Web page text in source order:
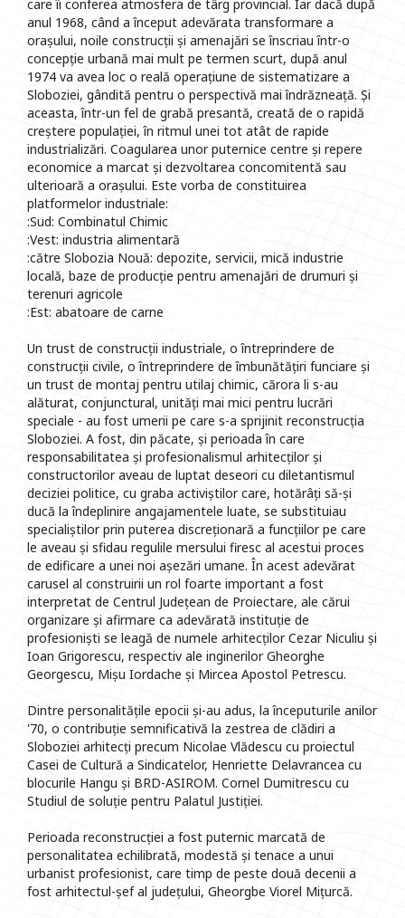
care îi conferea atmosfera de târg provincial. Iar dacă după
anul 1968, când a început adevărata transformare a
orașului, noile construcții și amenajări se înscriau într-o
concepție urbană mai mult pe termen scurt, după anul
1974 va avea loc o reală operațiune de sistematizare a
Sloboziei, gândită pentru o perspectivă mai îndrăzneață. Și
aceasta, într-un fel de grabă presantă, creată de o rapidă
creștere populației, în ritmul unei tot atât de rapide
industrializări. Coagularea unor puternice centre și repere
economice a marcat și dezvoltarea concomitentă sau
ulterioară a orașului. Este vorba de constituirea
platformelor industriale:
:Sud: Combinatul Chimic
:Vest: industria alimentară
:către Slobozia Nouă: depozite, servicii, mică industrie
locală, baze de producție pentru amenajări de drumuri și
terenuri agricole
:Est: abatoare de carne
Un trust de construcții industriale, o întreprindere de
construcții civile, o întreprindere de îmbunătățiri funciare și
un trust de montaj pentru utilaj chimic, cărora li s-au
alăturat, conjunctural, unități mai mici pentru lucrări
speciale - au fost umerii pe care s-a sprijinit reconstrucția
Sloboziei. A fost, din păcate, și perioada în care
responsabilitatea și profesionalismul arhitecților și
constructorilor aveau de luptat deseori cu diletantismul
deciziei politice, cu graba activiștilor care, hotărâți să-și
ducă la îndeplinire angajamentele luate, se substituiau
specialiștilor prin puterea discreționară a funcțiilor pe care
le aveau și sfidau regulile mersului firesc al acestui proces
de edificare a unei noi așezări umane. În acest adevărat
carusel al construirii un rol foarte important a fost
interpretat de Centrul Județean de Proiectare, ale cărui
organizare și afirmare ca adevărată instituție de
profesioniști se leagă de numele arhitecților Cezar Niculiu și
Ioan Grigorescu, respectiv ale inginerilor Gheorghe
Georgescu, Mișu Iordache și Mircea Apostol Petrescu.
Dintre personalitățile epocii și-au adus, la începuturile anilor
'70, o contribuție semnificativă la zestrea de clădiri a
Sloboziei arhitecți precum Nicolae Vlădescu cu proiectul
Casei de Cultură a Sindicatelor, Henriette Delavrancea cu
blocurile Hangu și BRD-ASIROM. Cornel Dumitrescu cu
Studiul de soluție pentru Palatul Justiției.
Perioada reconstrucției a fost puternic marcată de
personalitatea echilibrată, modestă și tenace a unui
urbanist profesionist, care timp de peste două decenii a
fost arhitectul-șef al județului, Gheorgbe Viorel Mițurcă.